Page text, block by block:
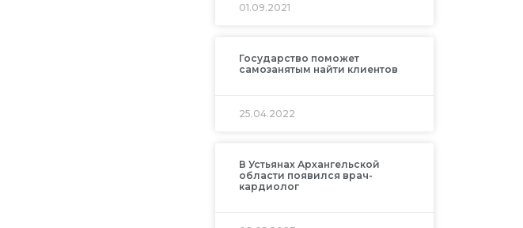
01.09.2021
Государство поможет
самозанятым найти клиентов
25.04.2022
В Устьянах Архангельской
области появился врач-
кардиолог